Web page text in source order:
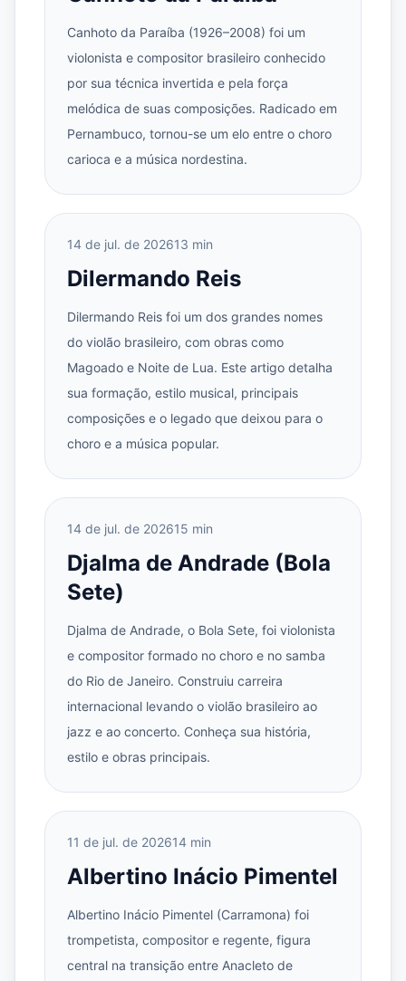
Canhoto da Paraíba (1926–2008) foi um
violonista e compositor brasileiro conhecido
por sua técnica invertida e pela força
melódica de suas composições. Radicado em
Pernambuco, tornou-se um elo entre o choro
carioca e a música nordestina.
14 de jul. de 202613 min
Dilermando Reis
Dilermando Reis foi um dos grandes nomes
do violão brasileiro, com obras como
Magoado e Noite de Lua. Este artigo detalha
sua formação, estilo musical, principais
composições e o legado que deixou para o
choro e a música popular.
14 de jul. de 202615 min
Djalma de Andrade (Bola
Sete)
Djalma de Andrade, o Bola Sete, foi violonista
e compositor formado no choro e no samba
do Rio de Janeiro. Construiu carreira
internacional levando o violão brasileiro ao
jazz e ao concerto. Conheça sua história,
estilo e obras principais.
11 de jul. de 202614 min
Albertino Inácio Pimentel
Albertino Inácio Pimentel (Carramona) foi
trompetista, compositor e regente, figura
central na transição entre Anacleto de